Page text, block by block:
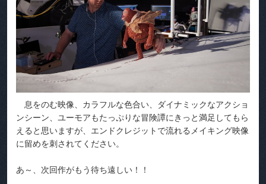
息をのむ映像、カラフルな色合い、ダイナミックなアクショ
ンシーン、ユーモアもたっぷりな冒険譚にきっと満足してもら
えると思いますが、エンドクレジットで流れるメイキング映像
に留めを刺されてください。
あ～、次回作がもう待ち遠しい！！